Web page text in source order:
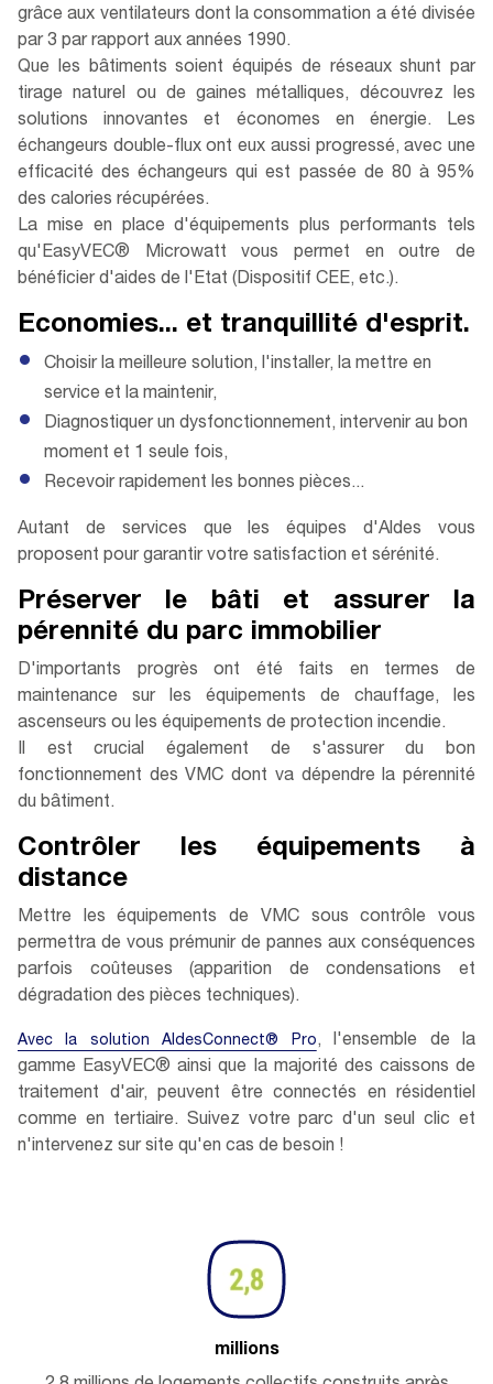
grâce aux ventilateurs dont la consommation a été divisée
par 3 par rapport aux années 1990.
Que les bâtiments soient équipés de réseaux shunt par
tirage naturel ou de gaines métalliques, découvrez les
solutions innovantes et économes en énergie. Les
échangeurs double-flux ont eux aussi progressé, avec une
efficacité des échangeurs qui est passée de 80 à 95%
des calories récupérées.
La mise en place d'équipements plus performants tels
qu'EasyVEC® Microwatt vous permet en outre de
bénéficier d'aides de l'Etat (Dispositif CEE, etc.).
Economies... et tranquillité d'esprit.
Choisir la meilleure solution, l'installer, la mettre en
service et la maintenir,
Diagnostiquer un dysfonctionnement, intervenir au bon
moment et 1 seule fois,
Recevoir rapidement les bonnes pièces...
Autant de services que les équipes d'Aldes vous
proposent pour garantir votre satisfaction et sérénité.
Préserver le bâti et assurer la
pérennité du parc immobilier
D'importants progrès ont été faits en termes de
maintenance sur les équipements de chauffage, les
ascenseurs ou les équipements de protection incendie.
Il est crucial également de s'assurer du bon
fonctionnement des VMC dont va dépendre la pérennité
du bâtiment.
Contrôler les équipements à
distance
Mettre les équipements de VMC sous contrôle vous
permettra de vous prémunir de pannes aux conséquences
parfois coûteuses (apparition de condensations et
dégradation des pièces techniques).
Avec la solution AldesConnect® Pro, l'ensemble de la
gamme EasyVEC® ainsi que la majorité des caissons de
traitement d'air, peuvent être connectés en résidentiel
comme en tertiaire. Suivez votre parc d'un seul clic et
n'intervenez sur site qu'en cas de besoin !
millions